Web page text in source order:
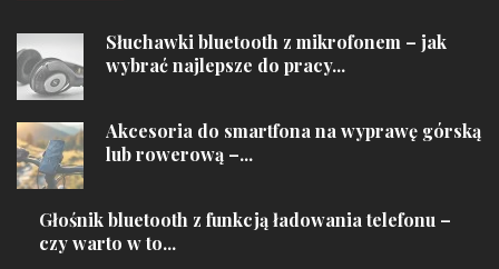
Słuchawki bluetooth z mikrofonem – jak
wybrać najlepsze do pracy...
Akcesoria do smartfona na wyprawę górską
lub rowerową –...
Głośnik bluetooth z funkcją ładowania telefonu –
czy warto w to...